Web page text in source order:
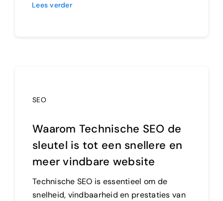
Lees verder
SEO
Waarom Technische SEO de
sleutel is tot een snellere en
meer vindbare website
Technische SEO is essentieel om de
snelheid, vindbaarheid en prestaties van